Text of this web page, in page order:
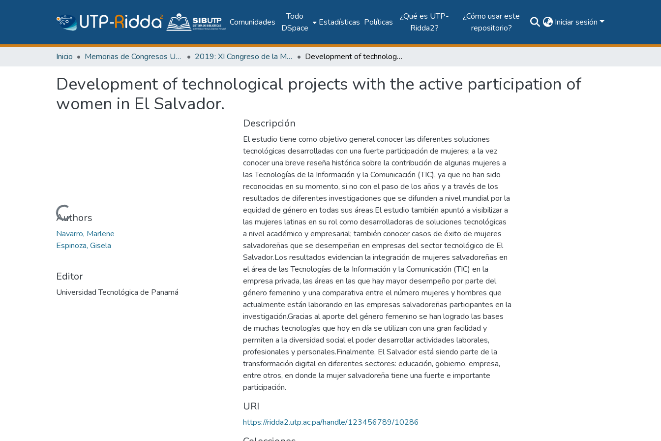
Comunidades
Todo
DSpace
Estadísticas Políticas
¿Qué es UTP-
Ridda2?
¿Cómo usar este
repositorio?
Iniciar sesión
Inicio Memorias de Congresos UTP 2019: XI Congreso de la Mujer Latinoamericana en la Computación - LAWCC 2019 Development of technological projects with the active participation of women in El Salvador.
Development of technological projects with the active participation of
women in El Salvador.
Cargando...
Authors
Navarro, Marlene
Espinoza, Gisela
Editor
Universidad Tecnológica de Panamá
Descripción
El estudio tiene como objetivo general conocer las diferentes soluciones
tecnológicas desarrolladas con una fuerte participación de mujeres; a la vez
conocer una breve reseña histórica sobre la contribución de algunas mujeres a
las Tecnologías de la Información y la Comunicación (TIC), ya que no han sido
reconocidas en su momento, si no con el paso de los años y a través de los
resultados de diferentes investigaciones que se difunden a nivel mundial por la
equidad de género en todas sus áreas.El estudio también apuntó a visibilizar a
las mujeres latinas en su rol como desarrolladoras de soluciones tecnológicas
a nivel académico y empresarial; también conocer casos de éxito de mujeres
salvadoreñas que se desempeñan en empresas del sector tecnológico de El
Salvador.Los resultados evidencian la integración de mujeres salvadoreñas en
el área de las Tecnologías de la Información y la Comunicación (TIC) en la
empresa privada, las áreas en las que hay mayor desempeño por parte del
género femenino y una comparativa entre el número mujeres y hombres que
actualmente están laborando en las empresas salvadoreñas participantes en la
investigación.Gracias al aporte del género femenino se han logrado las bases
de muchas tecnologías que hoy en día se utilizan con una gran facilidad y
permiten a la diversidad social el poder desarrollar actividades laborales,
profesionales y personales.Finalmente, El Salvador está siendo parte de la
transformación digital en diferentes sectores: educación, gobierno, empresa,
entre otros, en donde la mujer salvadoreña tiene una fuerte e importante
participación.
URI
https://ridda2.utp.ac.pa/handle/123456789/10286